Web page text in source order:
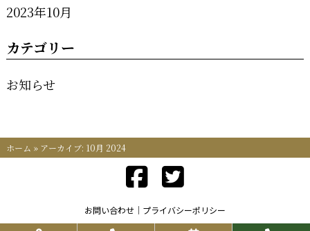
2023年10月
カテゴリー
お知らせ
ホーム » アーカイブ: 10月 2024
お問い合わせ プライバシーポリシー